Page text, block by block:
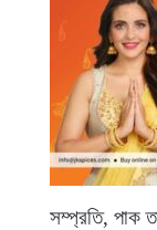
সম্প্রতি, পাক